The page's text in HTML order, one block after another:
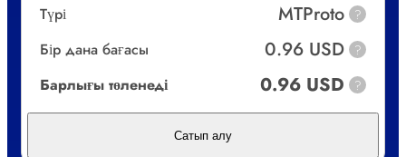
Түрі MTProto ?
Бір дана бағасы 0.96 USD ?
Барлығы төленеді 0.96 USD ?
Сатып алу